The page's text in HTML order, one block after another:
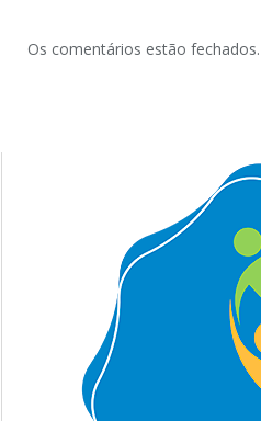
Os comentários estão fechados.